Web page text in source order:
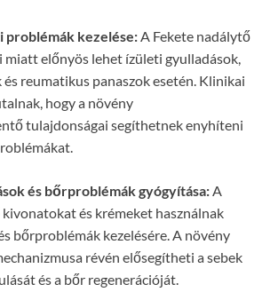
problémák kezelése:A Fekete nadálytő
miatt előnyös lehet ízületi gyulladások,
reumatikus panaszok esetén. Klinikai
hogy a növény
tulajdonságai segíthetnek enyhíteni
és bőrproblémák gyógyítása:A
és krémeket használnak
bőrproblémák kezelésére. A növény
révén elősegítheti a sebek
és a bőr regenerációját.